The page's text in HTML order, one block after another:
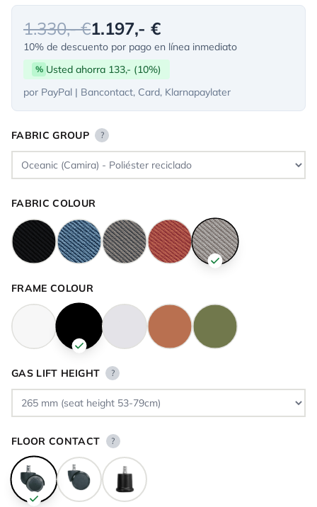
1.330,- €1.197,- €
10% de descuento por pago en línea inmediato
% Usted ahorra 133,- (10%)
por PayPal | Bancontact, Card, Klarnapaylater
FABRIC GROUP ?
FABRIC COLOUR
FRAME COLOUR
GAS LIFT HEIGHT ?
FLOOR CONTACT ?